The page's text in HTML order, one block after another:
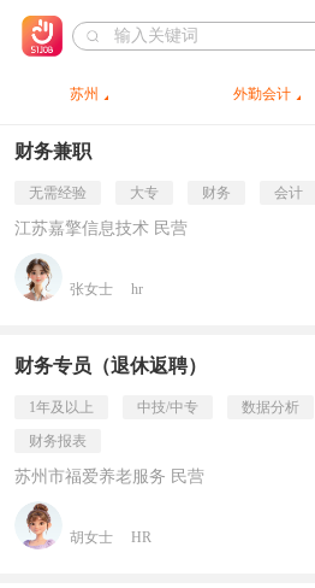
苏州 外勤会计
财务兼职
无需经验 大专 财务 会计
江苏嘉擎信息技术 民营
张女士 hr
财务专员（退休返聘）
1年及以上 中技/中专 数据分析
财务报表
苏州市福爱养老服务 民营
胡女士 HR